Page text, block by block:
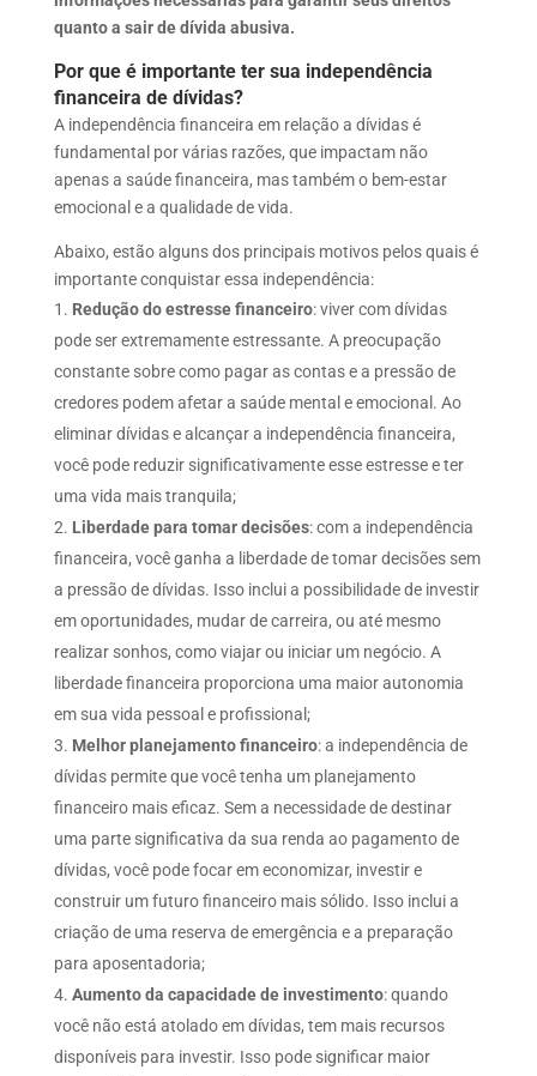
quanto a sair de dívida abusiva.
Por que é importante ter sua independência
financeira de dívidas?
A independência financeira em relação a dívidas é
fundamental por várias razões, que impactam não
apenas a saúde financeira, mas também o bem-estar
emocional e a qualidade de vida.
Abaixo, estão alguns dos principais motivos pelos quais é
importante conquistar essa independência:
Redução do estresse financeiro: viver com dívidas
pode ser extremamente estressante. A preocupação
constante sobre como pagar as contas e a pressão de
credores podem afetar a saúde mental e emocional. Ao
eliminar dívidas e alcançar a independência financeira,
você pode reduzir significativamente esse estresse e ter
uma vida mais tranquila;
Liberdade para tomar decisões: com a independência
financeira, você ganha a liberdade de tomar decisões sem
a pressão de dívidas. Isso inclui a possibilidade de investir
em oportunidades, mudar de carreira, ou até mesmo
realizar sonhos, como viajar ou iniciar um negócio. A
liberdade financeira proporciona uma maior autonomia
em sua vida pessoal e profissional;
Melhor planejamento financeiro: a independência de
dívidas permite que você tenha um planejamento
financeiro mais eficaz. Sem a necessidade de destinar
uma parte significativa da sua renda ao pagamento de
dívidas, você pode focar em economizar, investir e
construir um futuro financeiro mais sólido. Isso inclui a
criação de uma reserva de emergência e a preparação
para aposentadoria;
Aumento da capacidade de investimento: quando
você não está atolado em dívidas, tem mais recursos
disponíveis para investir. Isso pode significar maior